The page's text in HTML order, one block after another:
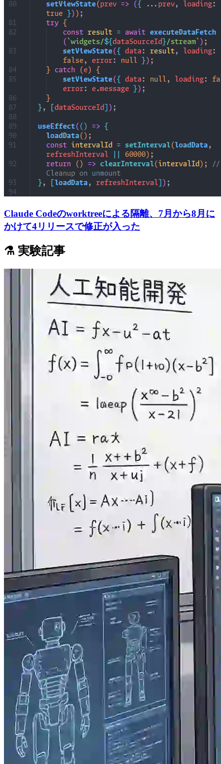
Claude Codeのworktreeによる隔離、7月から8月に
かけて4リリースで修正が入った
⚗️ 実験記事